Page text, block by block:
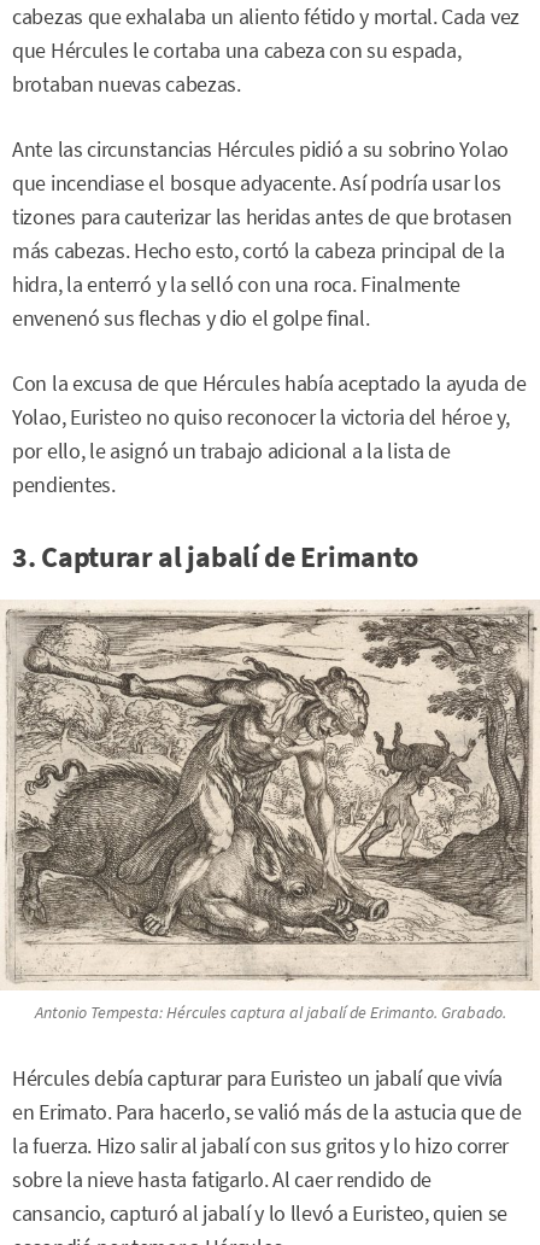
cabezas que exhalaba un aliento fétido y mortal. Cada vez
que Hércules le cortaba una cabeza con su espada,
brotaban nuevas cabezas.
Ante las circunstancias Hércules pidió a su sobrino Yolao
que incendiase el bosque adyacente. Así podría usar los
tizones para cauterizar las heridas antes de que brotasen
más cabezas. Hecho esto, cortó la cabeza principal de la
hidra, la enterró y la selló con una roca. Finalmente
envenenó sus flechas y dio el golpe final.
Con la excusa de que Hércules había aceptado la ayuda de
Yolao, Euristeo no quiso reconocer la victoria del héroe y,
por ello, le asignó un trabajo adicional a la lista de
pendientes.
3. Capturar al jabalí de Erimanto
Antonio Tempesta: Hércules captura al jabalí de Erimanto. Grabado.
Hércules debía capturar para Euristeo un jabalí que vivía
en Erimato. Para hacerlo, se valió más de la astucia que de
la fuerza. Hizo salir al jabalí con sus gritos y lo hizo correr
sobre la nieve hasta fatigarlo. Al caer rendido de
cansancio, capturó al jabalí y lo llevó a Euristeo, quien se